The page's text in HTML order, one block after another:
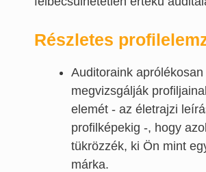
Részletes
Auditoraink aprólékosan
megvizsgálják
elemét - az életrajzi
profilképekig -, hogy
tükrözzék, ki Ön mint
márka.